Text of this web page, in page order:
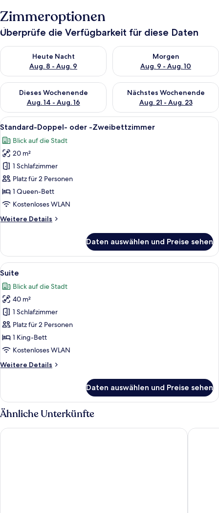
Zimmeroptionen
Überprüfe die Verfügbarkeit für diese Daten
Heute Nacht
Aug. 8 - Aug. 9
Überprüfe die Verfügbarkeit für heute Nacht, Aug. 8 - Aug. 9.
Morgen
Aug. 9 - Aug. 10
Überprüfe die Verfügbarkeit
Dieses Wochenende
Aug. 14 - Aug. 16
Überprüfe die Verfügbarkeit für dieses Wochenende, Aug. 14
Nächstes Wochenende
Aug. 21 - Aug. 23
Überprüfe die Verfügbarkeit
Alle
Fotos
für
Standard-
Doppel-
oder
-
Zweibettzimmer
Ein Hotelzimmer mit zwei Betten,
3
Standard-Doppel- oder -Zweibettzimmer
Blick auf die Stadt
20 m²
1 Schlafzimmer
Platz für 2 Personen
1 Queen-Bett
Kostenloses WLAN
Weitere Details
Weitere
Doppel-
oder
-
Daten auswählen und Preise sehen
Alle
Fotos
für
Suite
anzeigen
Ein modernes Hotelzimmer mit
3
Suite
Blick auf die Stadt
40 m²
1 Schlafzimmer
Platz für 2 Personen
1 King-Bett
Kostenloses WLAN
Weitere Details
Weitere
Daten auswählen und Preise sehen
Ähnliche Unterkünfte
Hotel Glöcklhofer Hotel